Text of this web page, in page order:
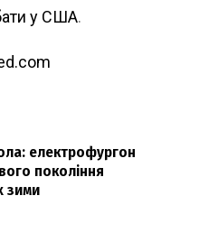
у США.
електрофургон
покоління
зими